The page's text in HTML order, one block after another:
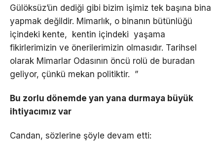
Gülöksüz’ün dediği gibi bizim işimiz tek başına bina
yapmak değildir. Mimarlık, o binanın bütünlüğü
içindeki kente, kentin içindeki yaşama
fikirlerimizin ve önerilerimizin olmasıdır. Tarihsel
olarak Mimarlar Odasının öncü rolü de buradan
geliyor, çünkü mekan politiktir. ”
Bu zorlu dönemde yan yana durmaya büyük
ihtiyacımız var
Candan, sözlerine şöyle devam etti: